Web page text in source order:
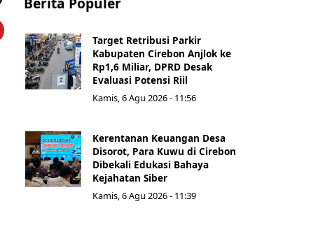
Target Retribusi Parkir
Kabupaten Cirebon Anjlok ke
Rp1,6 Miliar, DPRD Desak
Evaluasi Potensi Riil
Kamis, 6 Agu 2026 - 11:56
Kerentanan Keuangan Desa
Disorot, Para Kuwu di Cirebon
Dibekali Edukasi Bahaya
Kejahatan Siber
Kamis, 6 Agu 2026 - 11:39